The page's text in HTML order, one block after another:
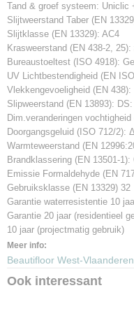
Tand & groef systeem: Uniclic
Slijtweerstand Taber (EN
Slijtklasse (EN 13329): AC4
Krasweerstand (EN 438-2, 25):
Bureaustoeltest (ISO 4918):
UV Lichtbestendigheid (EN
Vlekkengevoeligheid (EN
Slipweerstand (EN 13893):
Dim.veranderingen
Doorgangsgeluid (ISO 712/2):
Warmteweerstand (EN
Brandklassering (EN 13501-1):
Emissie Formaldehyde (EN
Gebruiksklasse (EN 13329) 32
Garantie waterresistentie 10
Garantie 20 jaar (residentieel
10 jaar (projectmatig gebruik)
Meer info:
Beautifloor West-
Ook interessant